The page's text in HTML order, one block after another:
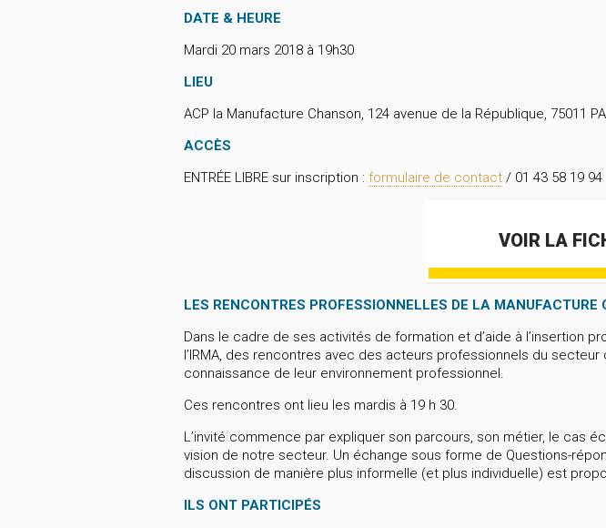
DATE & HEURE
Mardi 20 mars 2018 à 19h30
LIEU
ACP la Manufacture Chanson, 124 avenue de la République, 75011
ACCÈS
ENTRÉE LIBRE sur inscription : formulaire de contact / 01 43 58 19 94
VOIR LA
LES RENCONTRES PROFESSIONNELLES DE LA MANUFACTURE
Dans le cadre de ses activités de formation et d’aide à l’insertion
l’IRMA, des rencontres avec des acteurs professionnels du
connaissance de leur environnement professionnel.
Ces rencontres ont lieu les mardis à 19 h 30.
L’invité commence par expliquer son parcours, son métier, le cas
vision de notre secteur. Un échange sous forme de Questions-
discussion de manière plus informelle (et plus individuelle) est
ILS ONT PARTICIPÉS